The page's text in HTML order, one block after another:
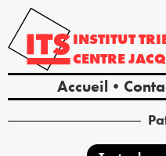
INSTITUT
CENTRE
Accueil